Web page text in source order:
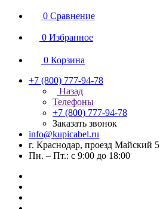
0 Сравнение
0 Избранное
0 Корзина
+7 (800) 777-94-78
Назад
Телефоны
+7 (800) 777-94-78
Заказать звонок
info@kupicabel.ru
г. Краснодар, проезд Майский 5
Пн. – Пт.: с 9:00 до 18:00